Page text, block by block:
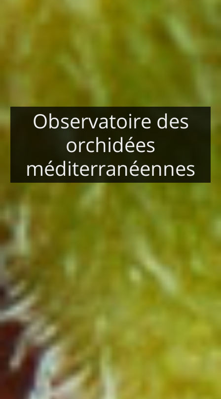
Observatoire des
orchidées
méditerranéennes